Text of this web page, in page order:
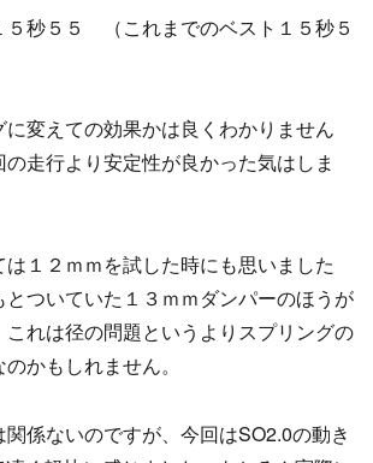
秒５５ （これまでのベスト１５秒５
変えての効果かは良くわかりません
走行より安定性が良かった気はしま
１２ｍｍを試した時にも思いました
ついていた１３ｍｍダンパーのほうが
れは径の問題というよりスプリングの
かもしれません。
係ないのですが、今回はSO2.0の動き